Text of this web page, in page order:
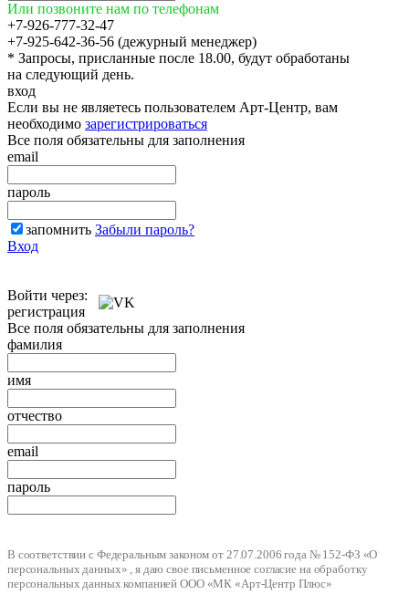
Или позвоните нам по телефонам
+7-926-777-32-47
+7-925-642-36-56 (дежурный менеджер)
* Запросы, присланные после 18.00, будут обработаны
на следующий день.
вход
Если вы не являетесь пользователем Арт-Центр, вам
необходимо зарегистрироваться
Все поля обязательны для заполнения
email
пароль
запомнить Забыли пароль?
Вход
Войти через:
регистрация
Все поля обязательны для заполнения
фамилия
имя
отчество
email
пароль
В соответствии с Федеральным законом от 27.07.2006 года № 152-ФЗ «О
персональных данных» , я даю свое письменное согласие на обработку
персональных данных компанией ООО «МК «Арт-Центр Плюс»